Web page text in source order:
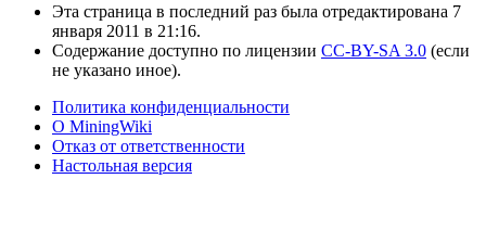
Эта страница в последний раз была отредактирована 7
января 2011 в 21:16.
Содержание доступно по лицензии CC-BY-SA 3.0 (если
не указано иное).
Политика конфиденциальности
О MiningWiki
Отказ от ответственности
Настольная версия